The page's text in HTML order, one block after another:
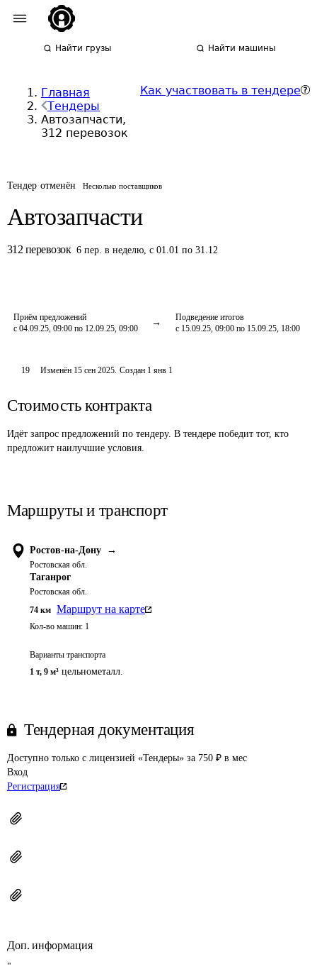
Найти грузы Найти машины
Главная
Тендеры
Автозапчасти,
312 перевозок
Как участвовать в тендере
Тендер отменён Несколько поставщиков
Автозапчасти
312 перевозок 6 пер. в неделю,с 01.01 по 31.12
Приём предложений
с 04.09.25, 09:00 по 12.09.25, 09:00
Подведение итогов
с 15.09.25, 09:00 по 15.09.25, 18:00
19 Изменён 15 сен 2025. Создан 1 янв 1
Стоимость контракта
Идёт запрос предложений по тендеру. В тендере победит тот, кто
предложит наилучшие условия.
Маршруты и транспорт
Ростов-на-Дону →
Ростовская обл.
Таганрог
Ростовская обл.
74 км Маршрут на карте
Кол-во машин: 1
Варианты транспорта
1 т, 9 м³ цельнометалл.
Тендерная документация
Доступно только с лицензией «Тендеры» за 750 ₽ в мес
Вход
Регистрация
Доп. информация
"